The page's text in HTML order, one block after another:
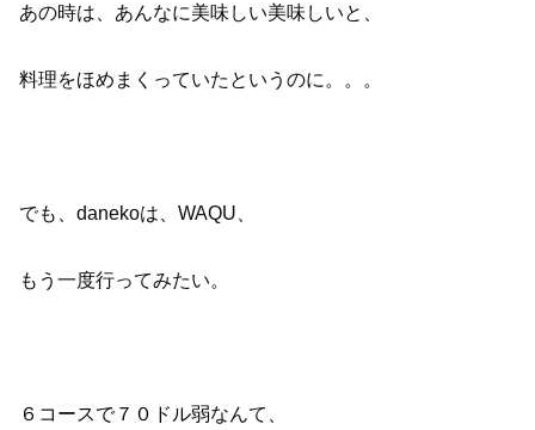
あの時は、あんなに美味しい美味しいと、
料理をほめまくっていたというのに。。。
でも、danekoは、WAQU、
もう一度行ってみたい。
６コースで７０ドル弱なんて、